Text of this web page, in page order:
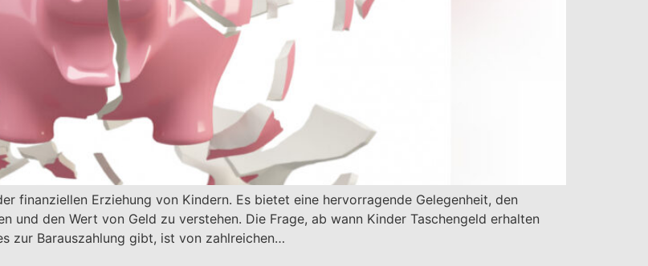
finanziellen Erziehung von Kindern. Es bietet eine hervorragende Gelegenheit, den
und den Wert von Geld zu verstehen. Die Frage, ab wann Kinder Taschengeld erhalten
zur Barauszahlung gibt, ist von zahlreichen…